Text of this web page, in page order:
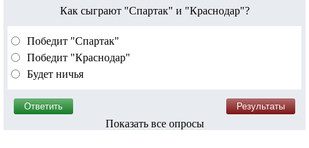
Как сыграют "Спартак" и "Краснодар"?
Победит "Спартак"
Победит "Краснодар"
Будет ничья
Показать все опросы